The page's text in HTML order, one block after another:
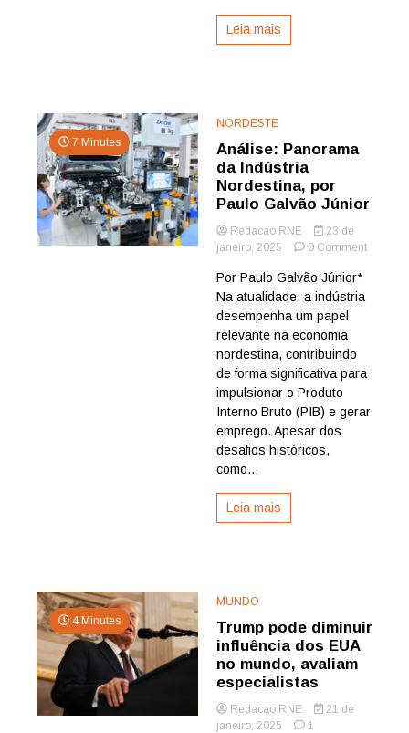
Leia mais
7 Minutes
NORDESTE
Análise: Panorama
da Indústria
Nordestina, por
Paulo Galvão Júnior
Redacao RNE
23 de
janeiro, 2025
0 Commenton
Galvão
Por Paulo Galvão Júnior*
Na atualidade, a indústria
desempenha um papel
relevante na economia
nordestina, contribuindo
de forma significativa para
impulsionar o Produto
Interno Bruto (PIB) e gerar
emprego. Apesar dos
desafios históricos,
como...
Leia mais
4 Minutes
MUNDO
Trump pode diminuir
influência dos EUA
no mundo, avaliam
especialistas
Redacao RNE
21 de
janeiro, 2025
1